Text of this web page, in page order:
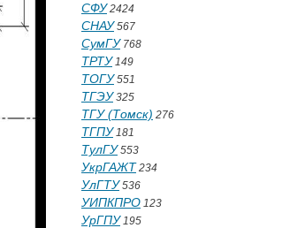
СФУ2424
СНАУ567
СумГУ768
ТРТУ149
ТОГУ551
ТГЭУ325
ТГУ (Томск) 276
ТГПУ181
ТулГУ553
УкрГАЖТ 234
УлГТУ536
УИПКПРО 123
УрГПУ195